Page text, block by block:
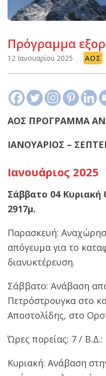
Πρόγραμμα
12 Ιανουαρίου 2025 ΑΟΣ
ΑΟΣ ΠΡΟΓΡΑΜΜΑ
ΙΑΝΟΥΑΡΙΟΣ –
Ιανουάριος 2025
Σάββατο 04
2917μ.
Παρασκευή:
απόγευμα για το
διανυκτέρευση.
Σάββατο: Ανάβαση
Πετρόστρουγκα στο
Αποστολίδης, στο
Ώρες πορείας: 7 / Β.Δ.:
Κυριακή: Ανάβαση